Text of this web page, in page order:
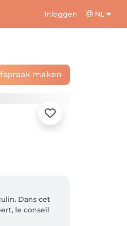
Inloggen NL
maken
Dans cet
le conseil